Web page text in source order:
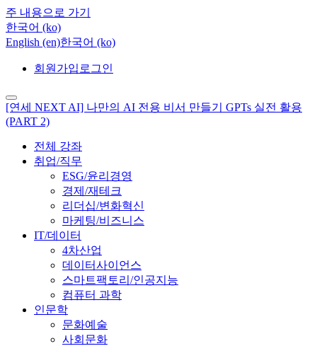
주 내용으로 가기
한국어 ‎(ko)‎
English ‎(en)‎한국어 ‎(ko)‎
회원가입 로그인
[연세 NEXT AI] 나만의 AI 전용 비서 만들기 GPTs 실전 활용
(PART 2)
전체 강좌
취업/직무
ESG/윤리경영
경제/재테크
리더십/변화혁신
마케팅/비즈니스
IT/데이터
4차산업
데이터사이언스
스마트팩토리/인공지능
컴퓨터 과학
인문학
문화예술
사회문화